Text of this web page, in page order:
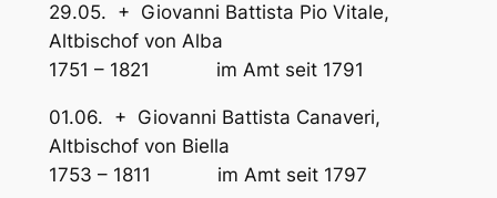
29.05. + Giovanni Battista Pio Vitale,
Altbischof von Alba
1751 – 1821 im Amt seit 1791
01.06. + Giovanni Battista Canaveri,
Altbischof von Biella
1753 – 1811 im Amt seit 1797